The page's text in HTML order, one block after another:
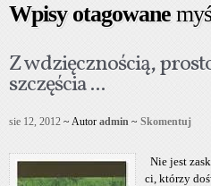
Wpisy otagowane
Z wdzięcznością,
szczęścia ...
sie 12, 2012 ~ Autor admin ~ Skomentuj
Nie jest
ci, którzy